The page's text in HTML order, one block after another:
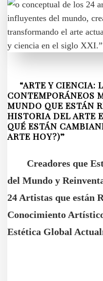
“ARTE Y CIENCIA:
CONTEMPORÁNEOS
MUNDO QUE ESTÁN
HISTORIA DEL ARTE
QUÉ ESTÁN
ARTE HOY?)”
Creadores que
del Mundo y
24 Artistas que están
Conocimiento
Estética Global